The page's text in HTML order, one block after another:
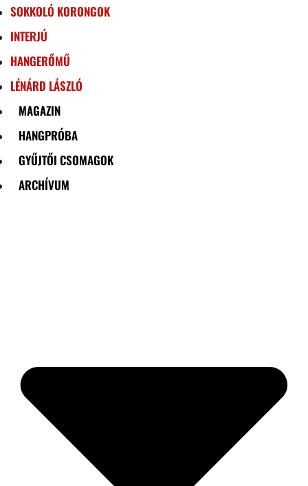
SOKKOLÓ KORONGOK
INTERJÚ
HANGERŐMŰ
LÉNÁRD LÁSZLÓ
MAGAZIN
HANGPRÓBA
GYŰJTŐI CSOMAGOK
ARCHÍVUM